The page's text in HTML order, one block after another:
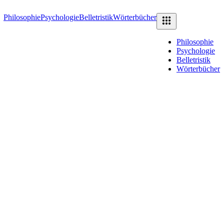
PhilosophiePsychologieBelletristikWörterbücher
Philosophie
Psychologie
Belletristik
Wörterbücher